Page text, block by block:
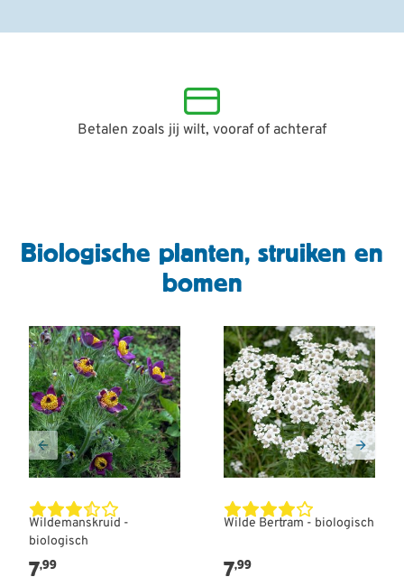
Betalen zoals jij wilt, vooraf of achteraf
Biologische planten, struiken en
bomen
Wildemanskruid -
biologisch
7,99
Wilde Bertram - biologisch
7,99